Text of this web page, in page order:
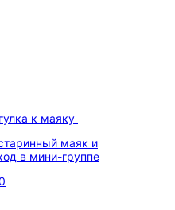
к маяку
маяк и
в мини-группе